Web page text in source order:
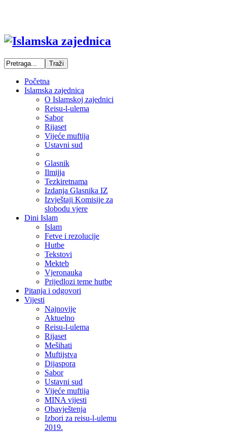
Početna
Islamska zajednica
O Islamskoj zajednici
Reisu-l-ulema
Sabor
Rijaset
Vijeće muftija
Ustavni sud
Glasnik
Ilmijja
Tezkiretnama
Izdanja Glasnika IZ
Izvještaji Komisije za
slobodu vjere
Dini Islam
Islam
Fetve i rezolucije
Hutbe
Tekstovi
Mekteb
Vjeronauka
Prijedlozi teme hutbe
Pitanja i odgovori
Vijesti
Najnovije
Aktuelno
Reisu-l-ulema
Rijaset
Mešihati
Muftijstva
Dijaspora
Sabor
Ustavni sud
Vijeće muftija
MINA vijesti
Obavještenja
Izbori za reisu-l-ulemu
2019.